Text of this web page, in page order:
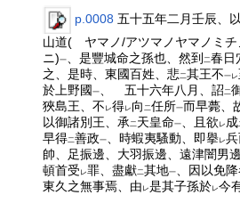
p.0008 五十五年二月壬辰、以
山道( ヤマノ/アツマノヤマノミチ
ニ)一 、是豐城命之孫也、然到 二春日
之、是時、東國百姓、悲二其王不一レ
於上野國一 、 五十六年八月、詔二
狹島王、不 レ得レ 向 二任所一而早薨、
以御諸別王、承二天皇命一 、且欲 レ 成
早得二善政一 、時蝦夷騷動、即擧レ
帥、足振邊、大羽振邊、遠津闇男
頓首受 レ罪、盡獻二其地一 、因以免
東久之無事焉、由 レ是其子孫於レ今